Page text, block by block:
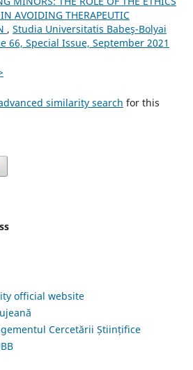
AVOIDING THERAPEUTIC
, Studia Universitatis Babeş-Bolyai
66, Special Issue, September 2021
similarity search for this
official website
Cercetării Științifice